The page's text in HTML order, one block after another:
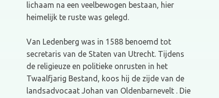
lichaam na een veelbewogen bestaan, hier
heimelijk te ruste was gelegd.
Van Ledenberg was in 1588 benoemd tot
secretaris van de Staten van Utrecht. Tijdens
de religieuze en politieke onrusten in het
Twaalfjarig Bestand, koos hij de zijde van de
landsadvocaat Johan van Oldenbarnevelt . Die